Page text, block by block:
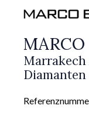
Marrakech
Diamanten